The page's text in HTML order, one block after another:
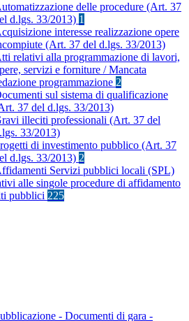
delle procedure (Art. 37
d.lgs. 33/2013) 1
interesse realizzazione opere
(Art. 37 del d.lgs. 33/2013)
relativi alla programmazione di lavori,
servizi e forniture / Mancata
programmazione 2
sul sistema di qualificazione
37 del d.lgs. 33/2013)
illeciti professionali (Art. 37 del
33/2013)
di investimento pubblico (Art. 37
d.lgs. 33/2013) 2
Servizi pubblici locali (SPL)
alle singole procedure di affidamento
pubblici 225
- Documenti di gara -